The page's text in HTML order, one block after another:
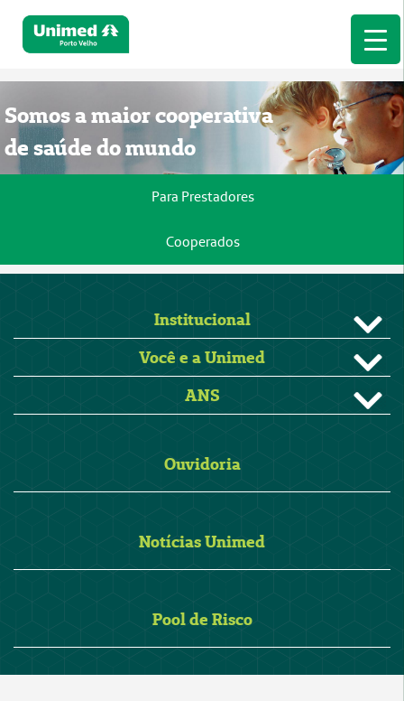
Somos a maior cooperativa
de saúde do mundo
Para Prestadores
Cooperados
Institucional
Você e a Unimed
ANS
Ouvidoria
Notícias Unimed
Pool de Risco